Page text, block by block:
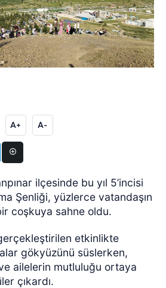
A+ A-
ilçesinde bu yıl 5’incisi
Şenliği, yüzlerce vatandaşın
coşkuya sahne oldu.
etkinlikte
gökyüzünü süslerken,
ailelerin mutluluğu ortaya
çıkardı.